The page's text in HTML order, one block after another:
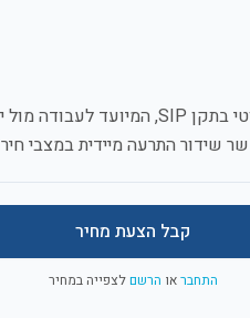
שידור התרעה מיידית במצבי
קבל הצעת מחיר
התחבראו הרשםלצפייה במחיר